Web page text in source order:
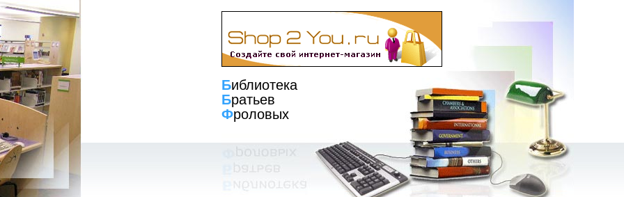
Библиотека
Братьев
Фроловых